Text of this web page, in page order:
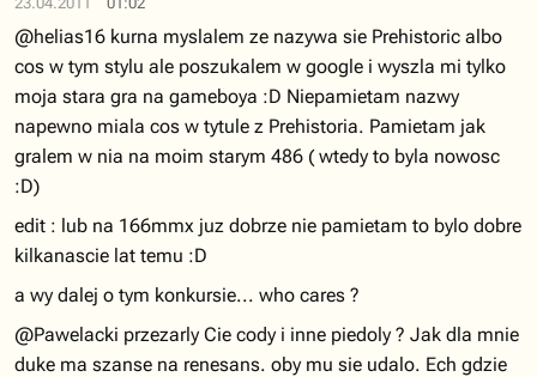
@helias16 kurna myslalem ze nazywa sie Prehistoric albo
cos w tym stylu ale poszukalem w google i wyszla mi tylko
moja stara gra na gameboya :D Niepamietam nazwy
napewno miala cos w tytule z Prehistoria. Pamietam jak
gralem w nia na moim starym 486 ( wtedy to byla nowosc
:D)
edit : lub na 166mmx juz dobrze nie pamietam to bylo dobre
kilkanascie lat temu :D
a wy dalej o tym konkursie... who cares ?
@Pawelacki przezarly Cie cody i inne piedoly ? Jak dla mnie
duke ma szanse na renesans. oby mu sie udalo. Ech gdzie